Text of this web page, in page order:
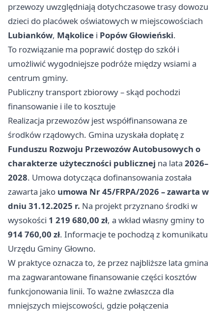
przewozy uwzględniają dotychczasowe trasy dowozu
dzieci do placówek oświatowych w miejscowościach
Lubianków, Mąkolice i Popów Głowieński.
To rozwiązanie ma poprawić dostęp do szkół i
umożliwić wygodniejsze podróże między wsiami a
centrum gminy.
Publiczny transport zbiorowy – skąd pochodzi
finansowanie i ile to kosztuje
Realizacja przewozów jest współfinansowana ze
środków rządowych. Gmina uzyskała dopłatę z
Funduszu Rozwoju Przewozów Autobusowych o
charakterze użyteczności publicznej na lata 2026–
2028. Umowa dotycząca dofinansowania została
zawarta jako umowa Nr 45/FRPA/2026 – zawarta w
dniu 31.12.2025 r. Na projekt przyznano środki w
wysokości 1 219 680,00 zł, a wkład własny gminy to
914 760,00 zł. Informacje te pochodzą z komunikatu
Urzędu Gminy Głowno.
W praktyce oznacza to, że przez najbliższe lata gmina
ma zagwarantowane finansowanie części kosztów
funkcjonowania linii. To ważne zwłaszcza dla
mniejszych miejscowości, gdzie połączenia